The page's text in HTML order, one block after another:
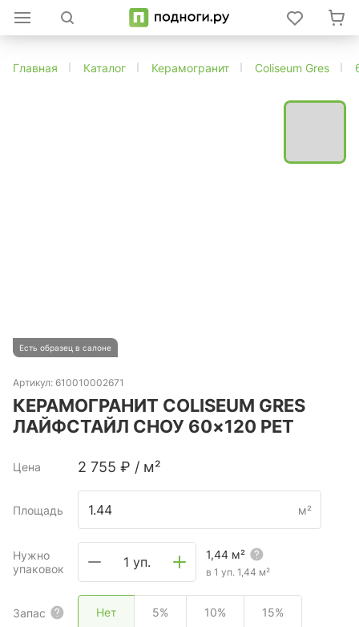
Главная Каталог Керамогранит Coliseum Gres
Есть образец в салоне
Артикул: 610010002671
КЕРАМОГРАНИТ COLISEUM GRES
ЛАЙФСТАЙЛ СНОУ 60×120 РЕТ
Цена 2 755 ₽ / м²
Площадь м²
Нужно
упаковок
1 уп. 1,44 м²
в 1 уп. 1,44 м²
Запас Нет 5% 10% 15%